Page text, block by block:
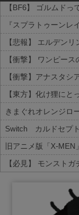
『スプラトゥーン
【衝撃】 ワンピー
【東方】化け狸にと
きまぐれオレンジロ
Switch カルドセプ
旧アニメ版「X-